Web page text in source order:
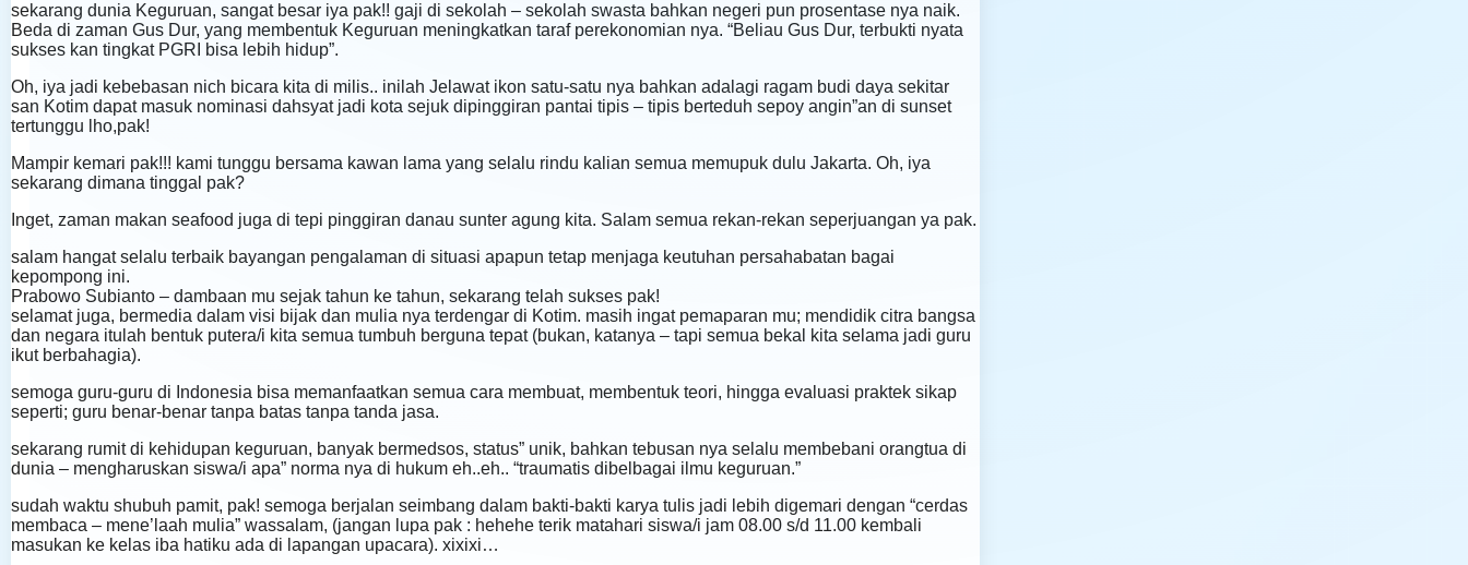
sekarang dunia Keguruan, sangat besar iya pak!! gaji di sekolah – sekolah swasta bahkan negeri pun prosentase nya naik.
Beda di zaman Gus Dur, yang membentuk Keguruan meningkatkan taraf perekonomian nya. “Beliau Gus Dur, terbukti nyata
sukses kan tingkat PGRI bisa lebih hidup”.
Oh, iya jadi kebebasan nich bicara kita di milis.. inilah Jelawat ikon satu-satu nya bahkan adalagi ragam budi daya sekitar
san Kotim dapat masuk nominasi dahsyat jadi kota sejuk dipinggiran pantai tipis – tipis berteduh sepoy angin”an di sunset
tertunggu lho,pak!
Mampir kemari pak!!! kami tunggu bersama kawan lama yang selalu rindu kalian semua memupuk dulu Jakarta. Oh, iya
sekarang dimana tinggal pak?
Inget, zaman makan seafood juga di tepi pinggiran danau sunter agung kita. Salam semua rekan-rekan seperjuangan ya pak.
salam hangat selalu terbaik bayangan pengalaman di situasi apapun tetap menjaga keutuhan persahabatan bagai
kepompong ini.
Prabowo Subianto – dambaan mu sejak tahun ke tahun, sekarang telah sukses pak!
selamat juga, bermedia dalam visi bijak dan mulia nya terdengar di Kotim. masih ingat pemaparan mu; mendidik citra bangsa
dan negara itulah bentuk putera/i kita semua tumbuh berguna tepat (bukan, katanya – tapi semua bekal kita selama jadi guru
ikut berbahagia).
semoga guru-guru di Indonesia bisa memanfaatkan semua cara membuat, membentuk teori, hingga evaluasi praktek sikap
seperti; guru benar-benar tanpa batas tanpa tanda jasa.
sekarang rumit di kehidupan keguruan, banyak bermedsos, status” unik, bahkan tebusan nya selalu membebani orangtua di
dunia – mengharuskan siswa/i apa” norma nya di hukum eh..eh.. “traumatis dibelbagai ilmu keguruan.”
sudah waktu shubuh pamit, pak! semoga berjalan seimbang dalam bakti-bakti karya tulis jadi lebih digemari dengan “cerdas
membaca – mene’laah mulia” wassalam, (jangan lupa pak : hehehe terik matahari siswa/i jam 08.00 s/d 11.00 kembali
masukan ke kelas iba hatiku ada di lapangan upacara). xixixi…